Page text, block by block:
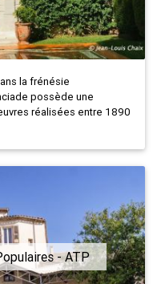
la frénésie
possède une
réalisées entre 1890
- ATP